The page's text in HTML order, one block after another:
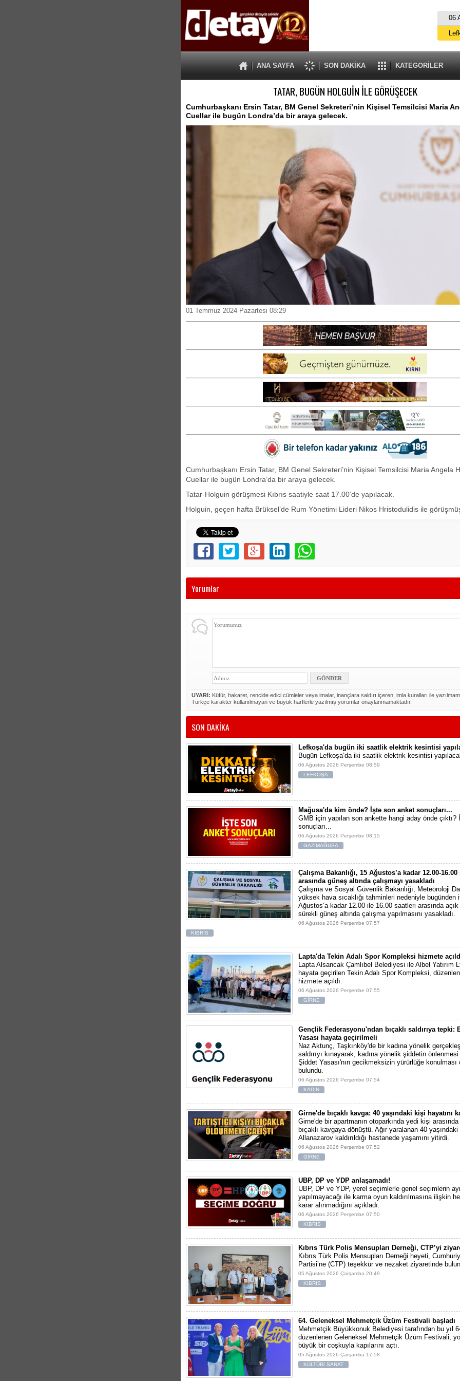
06
ANA SAYFA SON DAKİKA KATEGORİLER
TATAR, BUGÜN HOLGUİN İLE GÖRÜŞECEK
Cumhurbaşkanı Ersin Tatar, BM Genel Sekreteri’nin Kişisel Temsilcisi Maria
Cuellar ile bugün Londra’da bir araya gelecek.
01 Temmuz 2024 Pazartesi 08:29
Cumhurbaşkanı Ersin Tatar, BM Genel Sekreteri’nin Kişisel Temsilcisi Maria Angela
Cuellar ile bugün Londra’da bir araya gelecek.
Tatar-Holguin görüşmesi Kıbrıs saatiyle saat 17.00’de yapılacak.
Holguin, geçen hafta Brüksel’de Rum Yönetimi Lideri Nikos Hristodulidis ile
Yorumlar
UYARI: Küfür, hakaret, rencide edici cümleler veya imalar, inançlara saldırı içeren, imla kuralları ile
Türkçe karakter kullanılmayan ve büyük harflerle yazılmış yorumlar onaylanmamaktadır.
SON DAKİKA
Lefkoşa'da bugün iki saatlik elektrik kesintisi
Bugün Lefkoşa’da iki saatlik elektrik kesintisi
06 Ağustos 2026 Perşembe 08:59
LEFKOŞA
Mağusa'da kim önde? İşte son anket sonuçları...
GMB için yapılan son ankette hangi aday önde
sonuçları...
06 Ağustos 2026 Perşembe 08:15
GAZİMAĞUSA
Çalışma Bakanlığı, 15 Ağustos’a kadar 12.00-
arasında güneş altında çalışmayı yasakladı
Çalışma ve Sosyal Güvenlik Bakanlığı, Meteoroloji
yüksek hava sıcaklığı tahminleri nedeniyle bugünden
Ağustos’a kadar 12.00 ile 16.00 saatleri arasında
sürekli güneş altında çalışma yapılmasını yasakladı.
06 Ağustos 2026 Perşembe 07:57
KIBRIS
Lapta'da Tekin Adalı Spor Kompleksi hizmete
Lapta Alsancak Çamlıbel Belediyesi ile Albel Yatırım
hayata geçirilen Tekin Adalı Spor Kompleksi,
hizmete açıldı.
06 Ağustos 2026 Perşembe 07:55
GİRNE
Gençlik Federasyonu'ndan bıçaklı saldırıya tepki:
Yasası hayata geçirilmeli
Naz Aktunç, Taşkınköy'de bir kadına yönelik
saldırıyı kınayarak, kadına yönelik şiddetin
Şiddet Yasası'nın gecikmeksizin yürürlüğe konulması
bulundu.
06 Ağustos 2026 Perşembe 07:54
KADIN
Girne'de bıçaklı kavga: 40 yaşındaki kişi hayatını
Girne'de bir apartmanın otoparkında yedi kişi
bıçaklı kavgaya dönüştü. Ağır yaralanan 40
Allanazarov kaldırıldığı hastanede yaşamını yitirdi.
06 Ağustos 2026 Perşembe 07:52
GİRNE
UBP, DP ve YDP anlaşamadı!
UBP, DP ve YDP, yerel seçimlerle genel seçimlerin
yapılmayacağı ile karma oyun kaldırılmasına ilişkin
karar alınmadığını açıkladı.
06 Ağustos 2026 Perşembe 07:50
KIBRIS
Kıbrıs Türk Polis Mensupları Derneği, CTP’yi
Kıbrıs Türk Polis Mensupları Derneği heyeti,
Partisi’ne (CTP) teşekkür ve nezaket ziyaretinde
05 Ağustos 2026 Çarşamba 20:49
KIBRIS
64. Geleneksel Mehmetçik Üzüm Festivali başladı
Mehmetçik Büyükkonuk Belediyesi tarafından bu yıl
düzenlenen Geleneksel Mehmetçik Üzüm Festivali,
büyük bir coşkuyla kapılarını açtı.
05 Ağustos 2026 Çarşamba 17:58
KÜLTÜR/ SANAT